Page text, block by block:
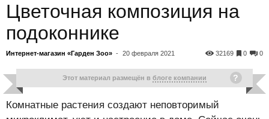
Цветочная композиция на
подоконнике
Интернет-магазин «Гарден Зоо» - 20 февраля 2021 0
0
32169
Этот материал размещён в блоге компании
Комнатные растения создают неповторимый